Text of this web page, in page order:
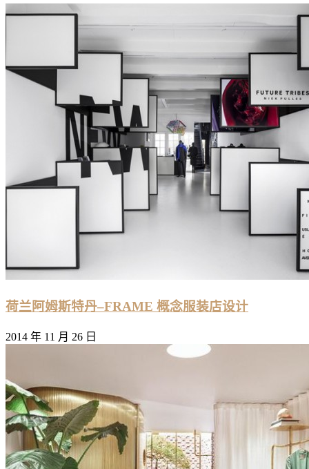
荷兰阿姆斯特丹–FRAME 概念服装店设计
2014 年 11 月 26 日